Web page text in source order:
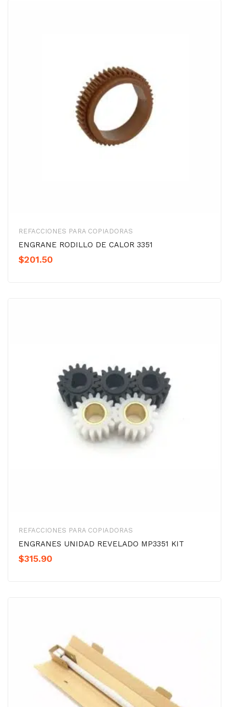
REFACCIONES PARA COPIADORAS
ENGRANE RODILLO DE CALOR 3351
$201.50
REFACCIONES PARA COPIADORAS
ENGRANES UNIDAD REVELADO MP3351 KIT
$315.90